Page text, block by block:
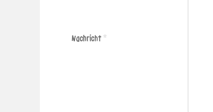
Nachricht